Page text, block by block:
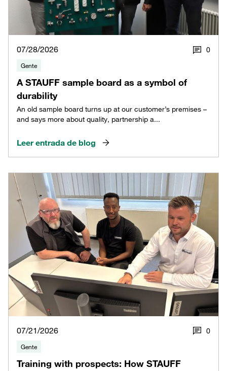
07/28/2026 0
Gente
A STAUFF sample board as a symbol of
durability
An old sample board turns up at our customer’s premises –
and says more about quality, partnership a...
Leer entrada de blog
07/21/2026 0
Gente
Training with prospects: How STAUFF